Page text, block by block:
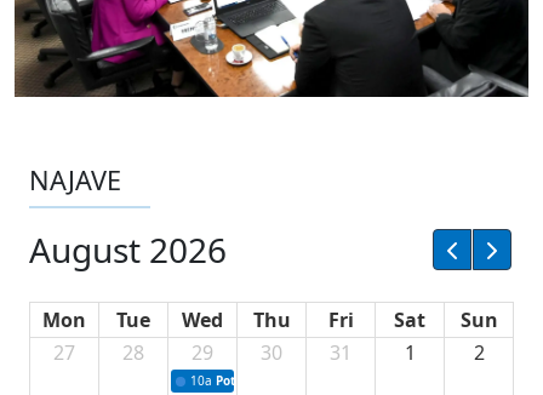
NAJAVE
August 2026
Mon Tue Wed Thu Fri Sat
Sun
27
28 29
10a Potpisivanje ugovora sa neprofitnim
30 31 1 2